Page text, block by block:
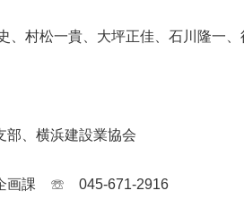
村松一貴、大坪正佳、石川隆一、
、横浜建設業協会
画課 ☏ 045-671-2916